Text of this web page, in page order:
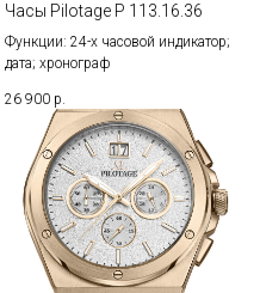
Часы Pilotage P 113.16.36
Функции: 24-х часовой индикатор;
дата; хронограф
26 900 р.